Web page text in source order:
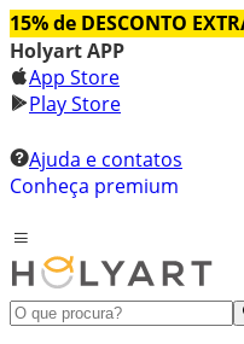
15% de DESCONTO
Holyart APP
App Store
Play Store
Ajuda e contatos
Conheça premium